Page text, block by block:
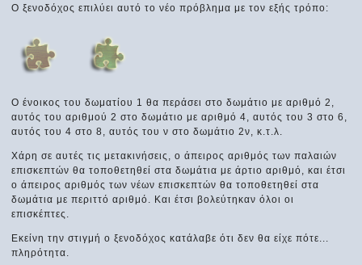
Ο ξενοδόχος επιλύει αυτό το νέο πρόβλημα με τον εξής τρόπο:
Ο ένοικος του δωματίου 1 θα περάσει στο δωμάτιο με αριθμό 2,
αυτός του αριθμού 2 στο δωμάτιο με αριθμό 4, αυτός του 3 στο 6,
αυτός του 4 στο 8, αυτός του ν στο δωμάτιο 2ν, κ.τ.λ.
Χάρη σε αυτές τις μετακινήσεις, ο άπειρος αριθμός των παλαιών
επισκεπτών θα τοποθετηθεί στα δωμάτια με άρτιο αριθμό, και έτσι
ο άπειρος αριθμός των νέων επισκεπτών θα τοποθετηθεί στα
δωμάτια με περιττό αριθμό. Και έτσι βολεύτηκαν όλοι οι
επισκέπτες.
Εκείνη την στιγμή ο ξενοδόχος κατάλαβε ότι δεν θα είχε πότε...
πληρότητα.